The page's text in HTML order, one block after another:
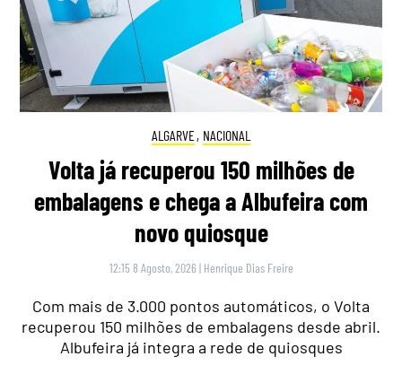
ALGARVE, NACIONAL
Volta já recuperou 150 milhões de
embalagens e chega a Albufeira com
novo quiosque
12:15 8 Agosto, 2026 | Henrique Dias Freire
Com mais de 3.000 pontos automáticos, o Volta
recuperou 150 milhões de embalagens desde abril.
Albufeira já integra a rede de quiosques